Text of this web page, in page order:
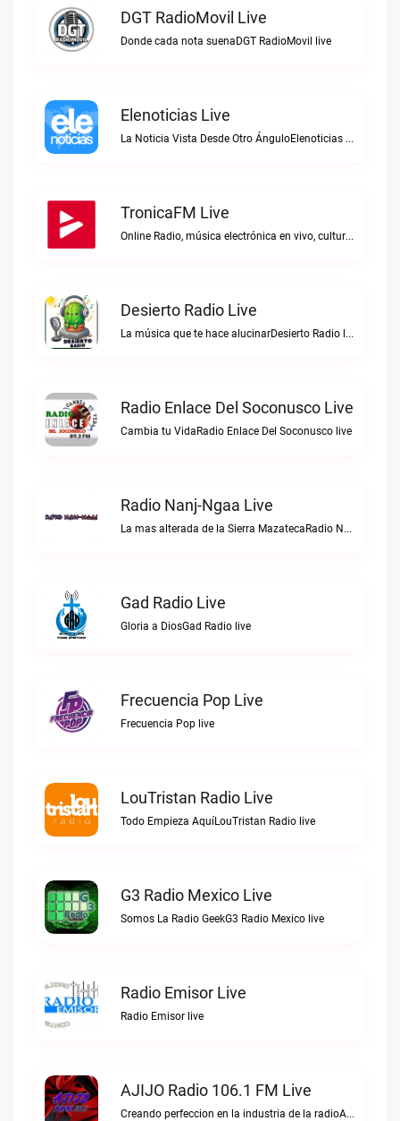
DGT RadioMovil Live
Donde cada nota suenaDGT RadioMovil live
Elenoticias Live
La Noticia Vista Desde Otro ÁnguloElenoticias live
TronicaFM Live
Online Radio, música electrónica en vivo, cultura electrónica, Top 10 semanal, videos, descargasTronicaFM live
Desierto Radio Live
La música que te hace alucinarDesierto Radio live
Radio Enlace Del Soconusco Live
Cambia tu VidaRadio Enlace Del Soconusco live
Radio Nanj-Ngaa Live
La mas alterada de la Sierra MazatecaRadio Nanj-Ngaa live
Gad Radio Live
Gloria a DiosGad Radio live
Frecuencia Pop Live
Frecuencia Pop live
LouTristan Radio Live
Todo Empieza AquíLouTristan Radio live
G3 Radio Mexico Live
Somos La Radio GeekG3 Radio Mexico live
Radio Emisor Live
Radio Emisor live
AJIJO Radio 106.1 FM Live
Creando perfeccion en la industria de la radioAJIJO Radio 106.1 FM live